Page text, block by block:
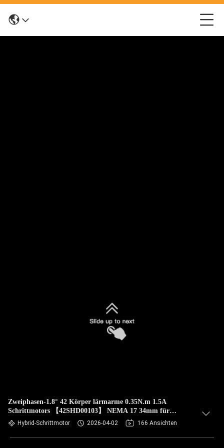
Zweiphasen-1.8° 42 Körper lärmarme 0.35N.m 1.5A
Schrittmotors 【42SHD00103】 NEMA 17 34mm für
Drucker 3D
Hybrid-Schrittmotor 2026-04-02 166 Ansichten